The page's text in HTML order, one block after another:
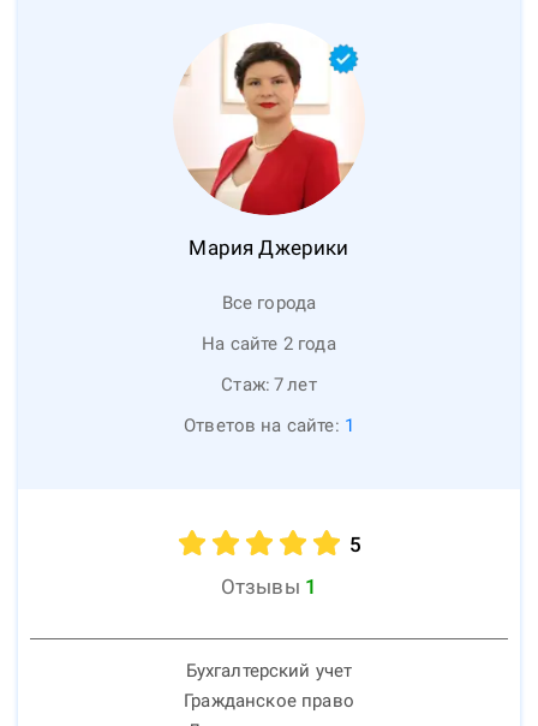
Мария Джерики
Все города
На сайте 2 года
Стаж: 7лет
Ответов на сайте: 1
5
Отзывы 1
Бухгалтерский учет
Гражданское право